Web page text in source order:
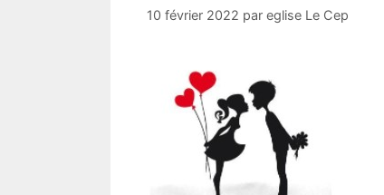
10 février 2022 par eglise Le Cep